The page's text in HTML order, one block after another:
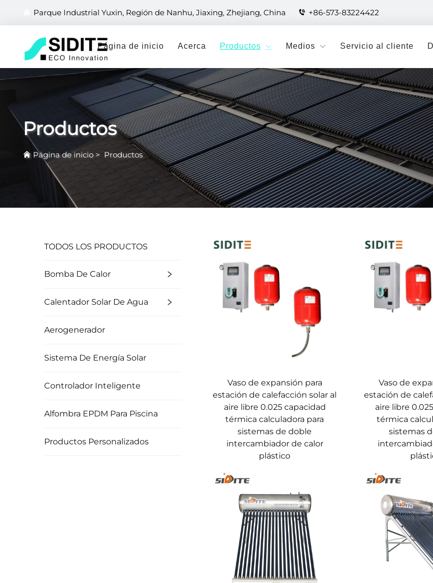
Parque Industrial Yuxin, Región de Nanhu, Jiaxing, Zhejiang, China +86-573-83224422
Página de inicio Acerca Productos Medios Servicio al cliente
Productos
Página de inicio > Productos
TODOS LOS PRODUCTOS
Bomba De Calor
Calentador Solar De Agua
Aerogenerador
Sistema De Energía Solar
Controlador Inteligente
Alfombra EPDM Para Piscina
Productos Personalizados
Vaso de expansión para
estación de calefacción solar al
aire libre 0.025 capacidad
térmica calculadora para
sistemas de doble
intercambiador de calor
plástico
Vaso de
estación de
aire libre
térmica
sistemas